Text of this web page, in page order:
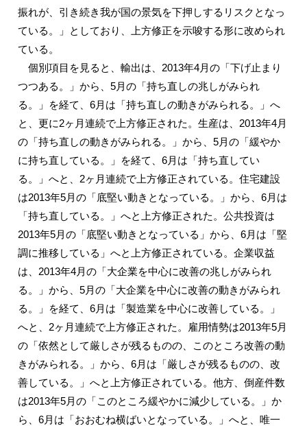
振れが、引き続き我が国の景気を下押しするリスクとなっ
ている。」としており、上方修正を示唆する形に改められ
ている。
個別項目を見ると、輸出は、2013年4月の「下げ止まり
つつある。」から、5月の「持ち直しの兆しがみられ
る。」を経て、6月は「持ち直しの動きがみられる。」へ
と、更に2ヶ月連続で上方修正された。生産は、2013年4月
の「持ち直しの動きがみられる。」から、5月の「緩やか
に持ち直している。」を経て、6月は「持ち直してい
る。」へと、2ヶ月連続で上方修正されている。住宅建設
は2013年5月の「底堅い動きとなっている。」から、6月は
「持ち直している。」へと上方修正された。公共投資は
2013年5月の「底堅い動きとなっている」から、6月は「堅
調に推移している」へと上方修正されている。企業収益
は、2013年4月の「大企業を中心に改善の兆しがみられ
る。」から、5月の「大企業を中心に改善の動きがみられ
る。」を経て、6月は「製造業を中心に改善している。」
へと、2ヶ月連続で上方修正された。雇用情勢は2013年5月
の「依然として厳しさが残るものの、このところ改善の動
きがみられる。」から、6月は「厳しさが残るものの、改
善している。」へと上方修正されている。他方、倒産件数
は2013年5月の「このところ緩やかに減少している。」か
ら、6月は「おおむね横ばいとなっている。」へと、唯一